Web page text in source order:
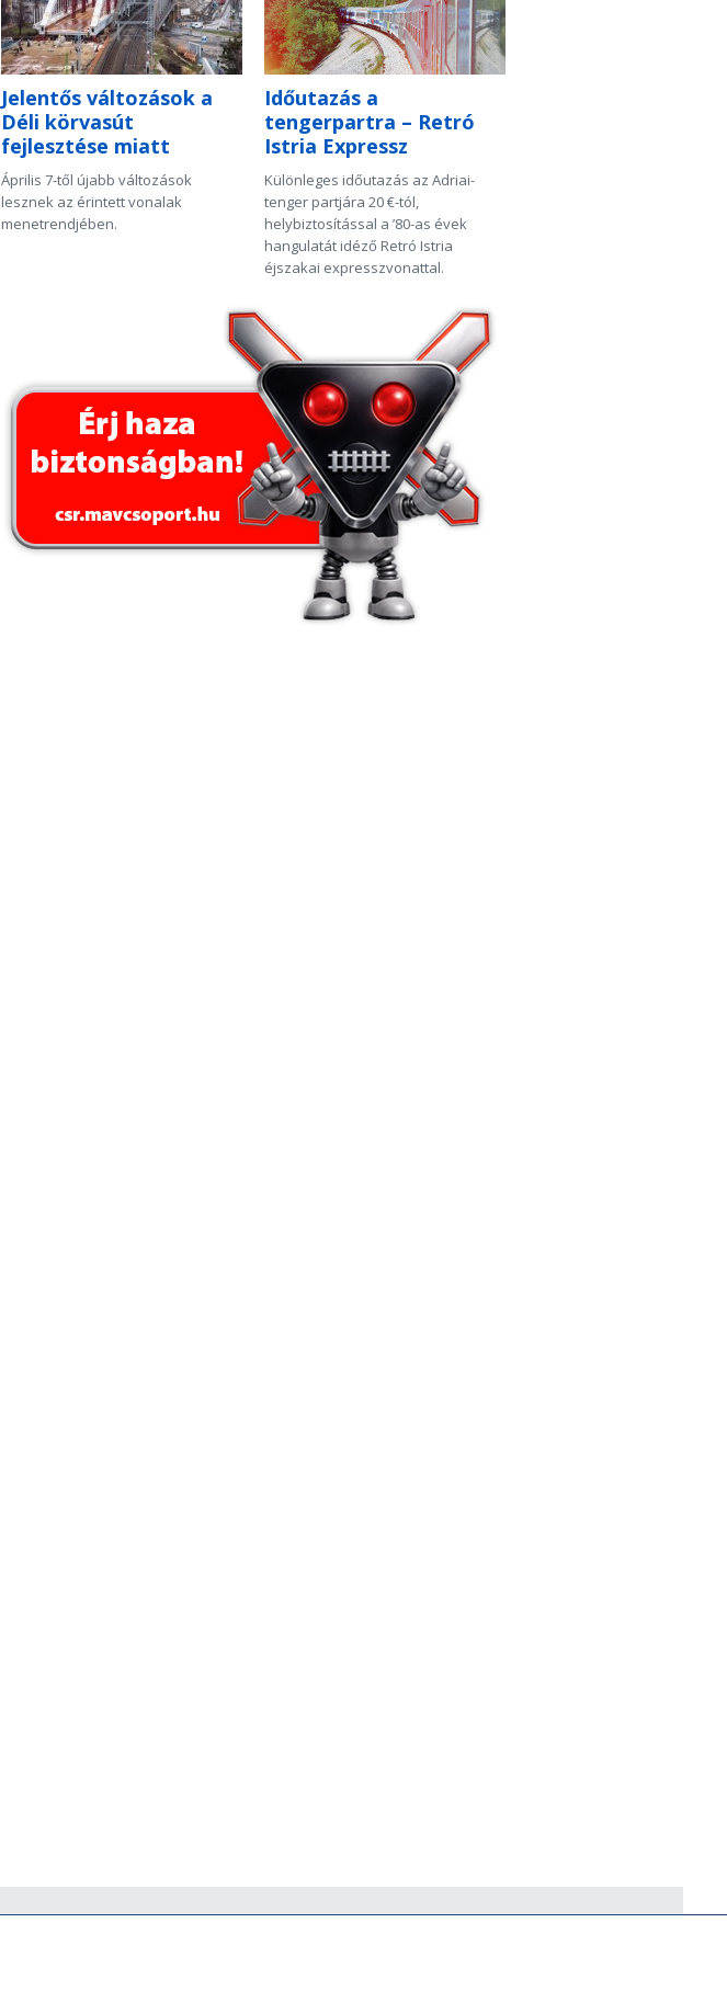
Jelentős változások a
Déli körvasút
fejlesztése miatt
Április 7-től újabb változások
lesznek az érintett vonalak
menetrendjében.
Időutazás a
tengerpartra – Retró
Istria Expressz
Különleges időutazás az Adriai-
tenger partjára 20 €-tól,
helybiztosítással a ’80-as évek
hangulatát idéző Retró Istria
éjszakai expresszvonattal.